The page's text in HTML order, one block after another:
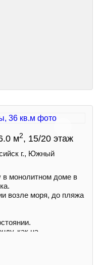
м2, 15/20 этаж
г., Южный
в монолитном доме в
возле моря, до пляжа
как на